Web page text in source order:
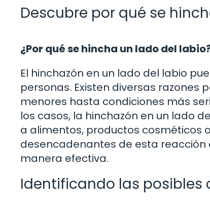
Descubre por qué se
¿Por qué se hincha un lado del
El hinchazón en un lado del labio
personas. Existen diversas razones
menores hasta condiciones más
los casos, la hinchazón en un lado
a alimentos, productos cosméticos
desencadenantes de esta
manera efectiva.
Identificando las posibles